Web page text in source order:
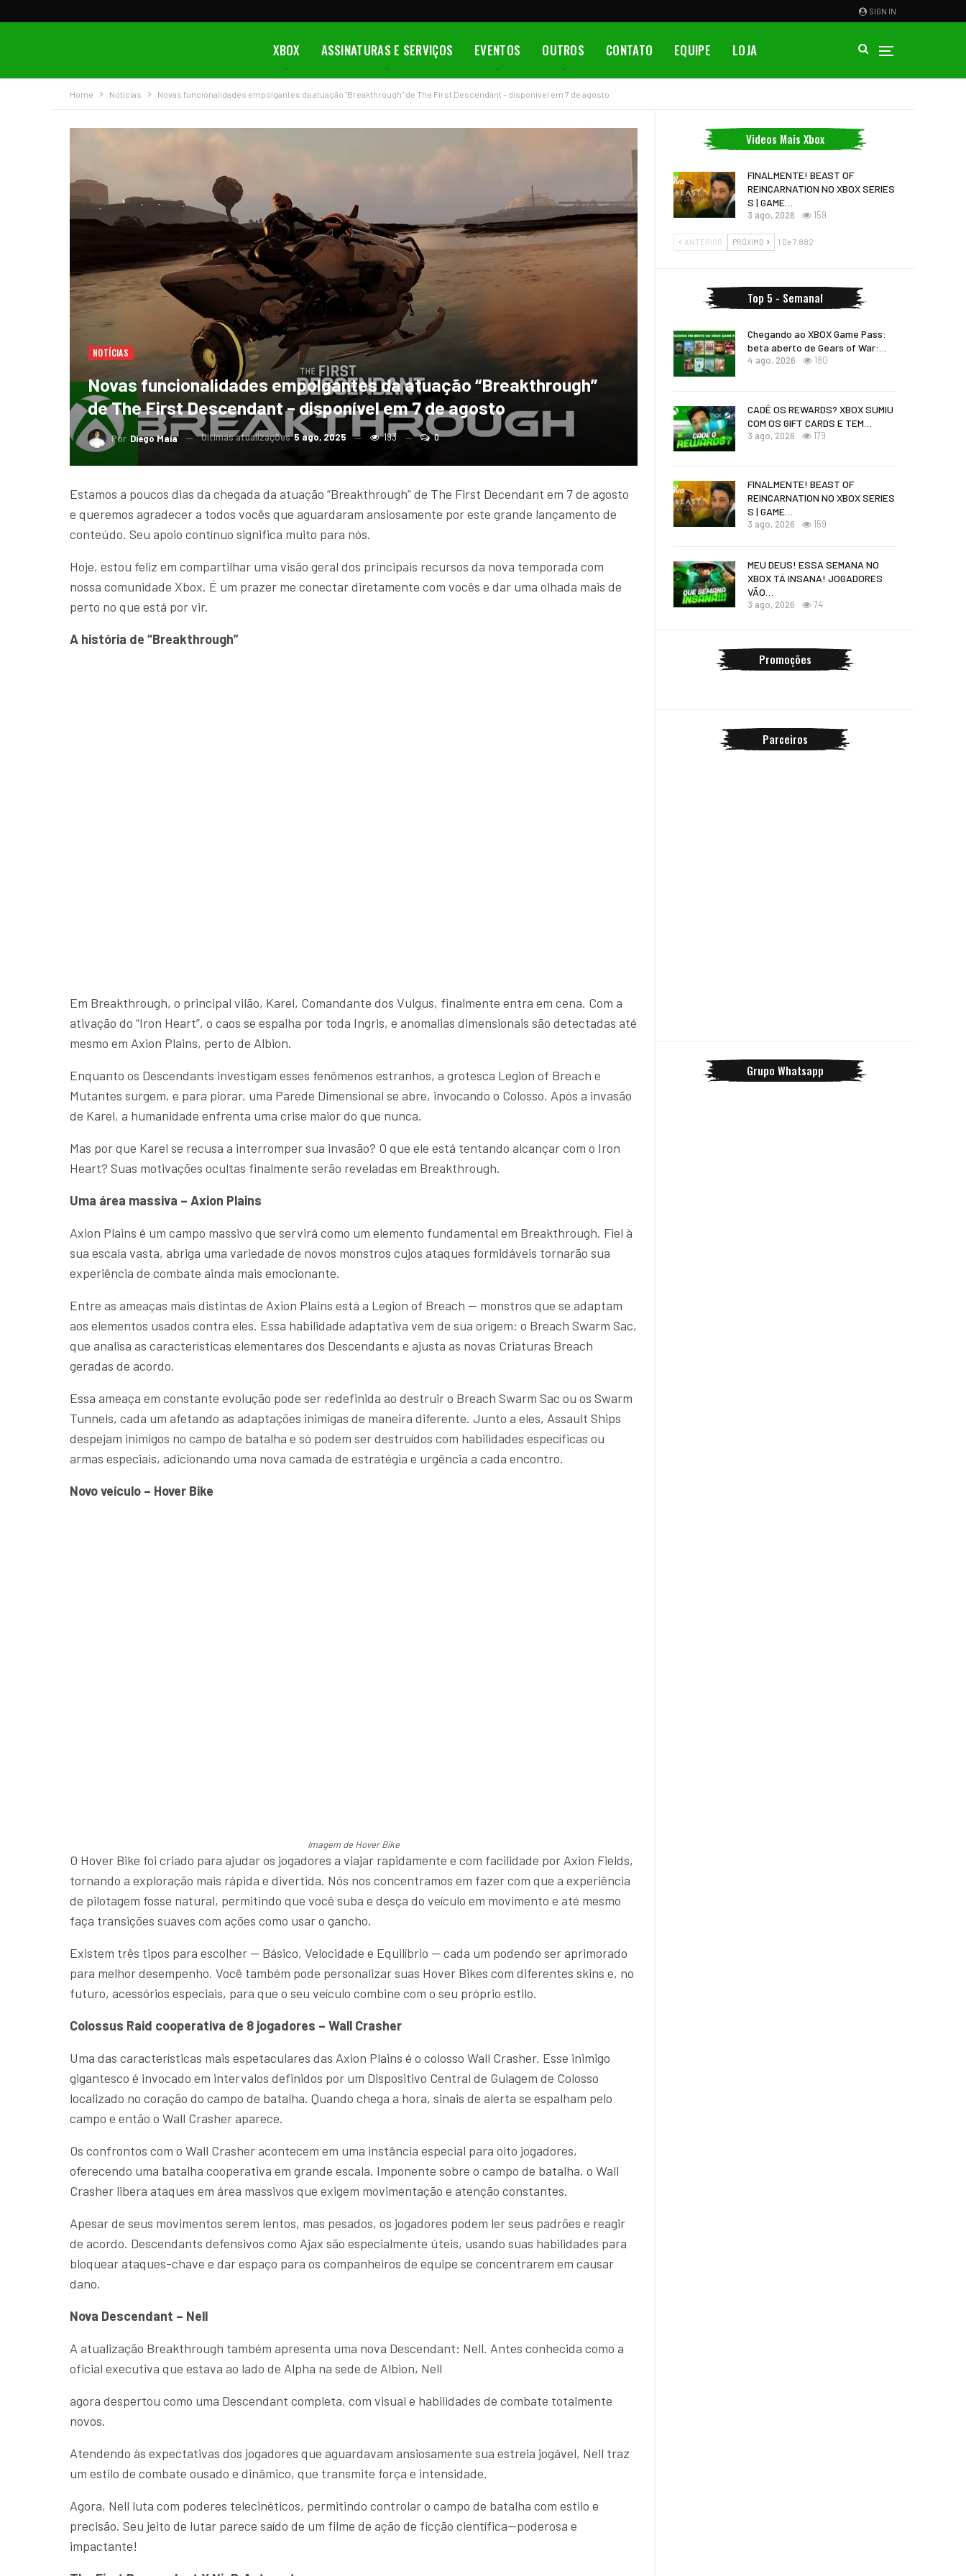
SIGN IN
XBOX ASSINATURAS E SERVIÇOS EVENTOS OUTROS CONTATO EQUIPE LOJA
Home Notícias Novas funcionalidades empolgantes da atuação “Breakthrough” de The First Descendant – disponível em 7 de agosto
NOTÍCIAS
Novas funcionalidades empolgantes da atuação “Breakthrough”
de The First Descendant – disponível em 7 de agosto
Por Diego Maia Ultimas atualizações5 ago, 2025 193 0
Estamos a poucos dias da chegada da atuação “Breakthrough” de The First Decendant em 7 de agosto
e queremos agradecer a todos vocês que aguardaram ansiosamente por este grande lançamento de
conteúdo. Seu apoio contínuo significa muito para nós.
Hoje, estou feliz em compartilhar uma visão geral dos principais recursos da nova temporada com
nossa comunidade Xbox. É um prazer me conectar diretamente com vocês e dar uma olhada mais de
perto no que está por vir.
A história de “Breakthrough”
Em Breakthrough, o principal vilão, Karel, Comandante dos Vulgus, finalmente entra em cena. Com a
ativação do “Iron Heart”, o caos se espalha por toda Ingris, e anomalias dimensionais são detectadas até
mesmo em Axion Plains, perto de Albion.
Enquanto os Descendants investigam esses fenômenos estranhos, a grotesca Legion of Breach e
Mutantes surgem, e para piorar, uma Parede Dimensional se abre, invocando o Colosso. Após a invasão
de Karel, a humanidade enfrenta uma crise maior do que nunca.
Mas por que Karel se recusa a interromper sua invasão? O que ele está tentando alcançar com o Iron
Heart? Suas motivações ocultas finalmente serão reveladas em Breakthrough.
Uma área massiva – Axion Plains
Axion Plains é um campo massivo que servirá como um elemento fundamental em Breakthrough. Fiel à
sua escala vasta, abriga uma variedade de novos monstros cujos ataques formidáveis tornarão sua
experiência de combate ainda mais emocionante.
Entre as ameaças mais distintas de Axion Plains está a Legion of Breach — monstros que se adaptam
aos elementos usados contra eles. Essa habilidade adaptativa vem de sua origem: o Breach Swarm Sac,
que analisa as características elementares dos Descendants e ajusta as novas Criaturas Breach
geradas de acordo.
Essa ameaça em constante evolução pode ser redefinida ao destruir o Breach Swarm Sac ou os Swarm
Tunnels, cada um afetando as adaptações inimigas de maneira diferente. Junto a eles, Assault Ships
despejam inimigos no campo de batalha e só podem ser destruídos com habilidades específicas ou
armas especiais, adicionando uma nova camada de estratégia e urgência a cada encontro.
Novo veículo – Hover Bike
Imagem deHover Bike
O Hover Bike foi criado para ajudar os jogadores a viajar rapidamente e com facilidade por Axion Fields,
tornando a exploração mais rápida e divertida. Nós nos concentramos em fazer com que a experiência
de pilotagem fosse natural, permitindo que você suba e desça do veículo em movimento e até mesmo
faça transições suaves com ações como usar o gancho.
Existem três tipos para escolher — Básico, Velocidade e Equilíbrio — cada um podendo ser aprimorado
para melhor desempenho. Você também pode personalizar suas Hover Bikes com diferentes skins e, no
futuro, acessórios especiais, para que o seu veículo combine com o seu próprio estilo.
Colossus Raid cooperativa de 8 jogadores – Wall Crasher
Uma das características mais espetaculares das Axion Plains é o colosso Wall Crasher. Esse inimigo
gigantesco é invocado em intervalos definidos por um Dispositivo Central de Guiagem de Colosso
localizado no coração do campo de batalha. Quando chega a hora, sinais de alerta se espalham pelo
campo e então o Wall Crasher aparece.
Os confrontos com o Wall Crasher acontecem em uma instância especial para oito jogadores,
oferecendo uma batalha cooperativa em grande escala. Imponente sobre o campo de batalha, o Wall
Crasher libera ataques em área massivos que exigem movimentação e atenção constantes.
Apesar de seus movimentos serem lentos, mas pesados, os jogadores podem ler seus padrões e reagir
de acordo. Descendants defensivos como Ajax são especialmente úteis, usando suas habilidades para
bloquear ataques-chave e dar espaço para os companheiros de equipe se concentrarem em causar
dano.
Nova Descendant – Nell
A atualização Breakthrough também apresenta uma nova Descendant: Nell. Antes conhecida como a
oficial executiva que estava ao lado de Alpha na sede de Albion, Nell
agora despertou como uma Descendant completa, com visual e habilidades de combate totalmente
novos.
Atendendo às expectativas dos jogadores que aguardavam ansiosamente sua estreia jogável, Nell traz
um estilo de combate ousado e dinâmico, que transmite força e intensidade.
Agora, Nell luta com poderes telecinéticos, permitindo controlar o campo de batalha com estilo e
precisão. Seu jeito de lutar parece saído de um filme de ação de ficção científica—poderosa e
impactante!
Videos Mais Xbox
FINALMENTE! BEAST OF
REINCARNATION NO XBOX SERIES
S | GAME…
3 ago, 2026 159
ANTERIOR PRÓXIMO 1 De 7.882
Top 5 - Semanal
Chegando ao XBOX Game Pass:
beta aberto de Gears of War:…
4 ago, 2026 180
CADÊ OS REWARDS? XBOX SUMIU
COM OS GIFT CARDS E TEM…
3 ago, 2026 179
FINALMENTE! BEAST OF
REINCARNATION NO XBOX SERIES
S | GAME…
3 ago, 2026 159
MEU DEUS! ESSA SEMANA NO
XBOX TÁ INSANA! JOGADORES
VÃO…
3 ago, 2026 74
Promoções
Parceiros
Grupo Whatsapp